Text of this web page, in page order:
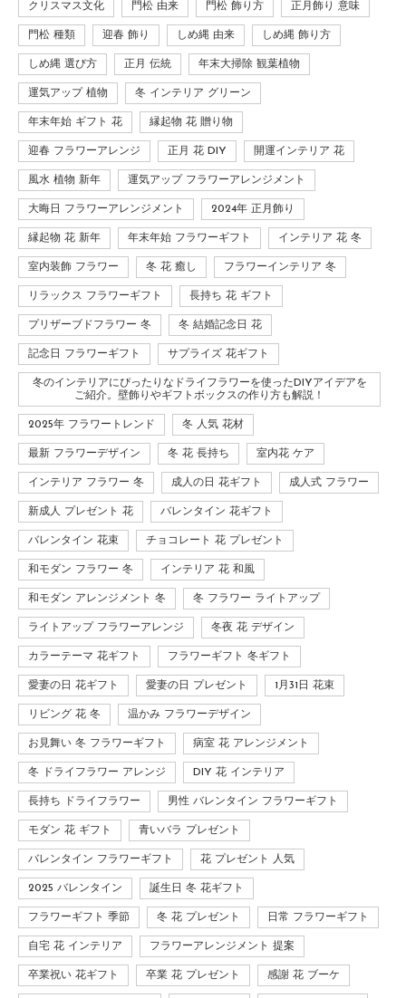
クリスマス文化 門松 由来 門松 飾り方 正月飾り 意味
門松 種類 迎春 飾り しめ縄 由来 しめ縄 飾り方
しめ縄 選び方 正月 伝統 年末大掃除 観葉植物
運気アップ 植物 冬 インテリア グリーン
年末年始 ギフト 花 縁起物 花 贈り物
迎春 フラワーアレンジ 正月 花 DIY 開運インテリア 花
風水 植物 新年 運気アップ フラワーアレンジメント
大晦日 フラワーアレンジメント 2024年 正月飾り
縁起物 花 新年 年末年始 フラワーギフト インテリア 花 冬
室内装飾 フラワー 冬 花 癒し フラワーインテリア 冬
リラックス フラワーギフト 長持ち 花 ギフト
プリザーブドフラワー 冬 冬 結婚記念日 花
記念日 フラワーギフト サプライズ 花ギフト
冬のインテリアにぴったりなドライフラワーを使ったDIYアイデアを
ご紹介。壁飾りやギフトボックスの作り方も解説！
2025年 フラワートレンド 冬 人気 花材
最新 フラワーデザイン 冬 花 長持ち 室内花 ケア
インテリア フラワー 冬 成人の日 花ギフト 成人式 フラワー
新成人 プレゼント 花 バレンタイン 花ギフト
バレンタイン 花束 チョコレート 花 プレゼント
和モダン フラワー 冬 インテリア 花 和風
和モダン アレンジメント 冬 冬 フラワー ライトアップ
ライトアップ フラワーアレンジ 冬夜 花 デザイン
カラーテーマ 花ギフト フラワーギフト 冬ギフト
愛妻の日 花ギフト 愛妻の日 プレゼント 1月31日 花束
リビング 花 冬 温かみ フラワーデザイン
お見舞い 冬 フラワーギフト 病室 花 アレンジメント
冬 ドライフラワー アレンジ DIY 花 インテリア
長持ち ドライフラワー 男性 バレンタイン フラワーギフト
モダン 花 ギフト 青いバラ プレゼント
バレンタイン フラワーギフト 花 プレゼント 人気
2025 バレンタイン 誕生日 冬 花ギフト
フラワーギフト 季節 冬 花 プレゼント 日常 フラワーギフト
自宅 花 インテリア フラワーアレンジメント 提案
卒業祝い 花ギフト 卒業 花 プレゼント 感謝 花 ブーケ